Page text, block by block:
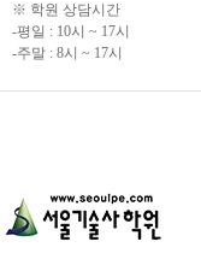
※ 학원 상담시간
-평일 : 10시 ~ 17시
-주말 : 8시 ~ 17시